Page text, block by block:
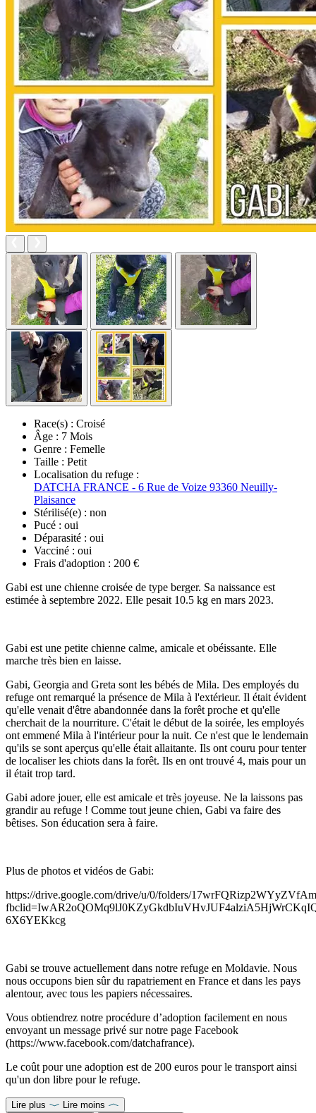
Race(s) : Croisé
Âge : 7 Mois
Genre : Femelle
Taille : Petit
Localisation du refuge :
DATCHA FRANCE - 6 Rue de Voize 93360 Neuilly-
Plaisance
Stérilisé(e) : non
Pucé : oui
Déparasité : oui
Vacciné : oui
Frais d'adoption : 200 €
Gabi est une chienne croisée de type berger. Sa naissance est
estimée à septembre 2022. Elle pesait 10.5 kg en mars 2023.
Gabi est une petite chienne calme, amicale et obéissante. Elle
marche très bien en laisse.
Gabi, Georgia and Greta sont les bébés de Mila. Des employés du
refuge ont remarqué la présence de Mila à l'extérieur. Il était évident
qu'elle venait d'être abandonnée dans la forêt proche et qu'elle
cherchait de la nourriture. C'était le début de la soirée, les employés
ont emmené Mila à l'intérieur pour la nuit. Ce n'est que le lendemain
qu'ils se sont aperçus qu'elle était allaitante. Ils ont couru pour tenter
de localiser les chiots dans la forêt. Ils en ont trouvé 4, mais pour un
il était trop tard.
Gabi adore jouer, elle est amicale et très joyeuse. Ne la laissons pas
grandir au refuge ! Comme tout jeune chien, Gabi va faire des
bêtises. Son éducation sera à faire.
Plus de photos et vidéos de Gabi:
https://drive.google.com/drive/u/0/folders/
6X6YEKkcg
Gabi se trouve actuellement dans notre refuge en Moldavie. Nous
nous occupons bien sûr du rapatriement en France et dans les pays
alentour, avec tous les papiers nécessaires.
Vous obtiendrez notre procédure d’adoption facilement en nous
envoyant un message privé sur notre page Facebook
(https://www.facebook.com/datchafrance).
Le coût pour une adoption est de 200 euros pour le transport ainsi
qu'un don libre pour le refuge.
Lire plus Lire moins